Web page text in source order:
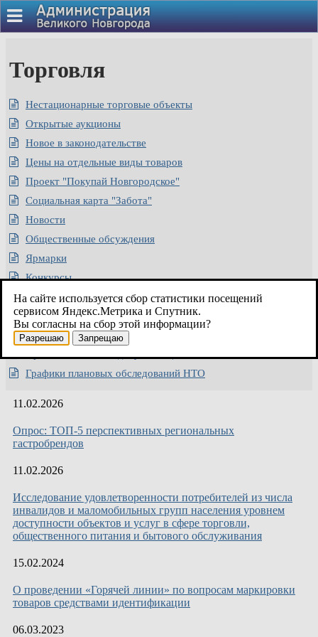
Торговля
Нестационарные торговые объекты
Открытые аукционы
Новое в законодательстве
Цены на отдельные виды товаров
Проект "Покупай Новгородское"
Социальная карта "Забота"
Новости
Общественные обсуждения
Ярмарки
Конкурсы
Наградная деятельность
Защита прав потребителей
Информация от Роспотребнадзора
Графики плановых обследований НТО
11.02.2026
Опрос: ТОП-5 перспективных региональных
гастробрендов
11.02.2026
Исследование удовлетворенности потребителей из числа
инвалидов и маломобильных групп населения уровнем
доступности объектов и услуг в сфере торговли,
общественного питания и бытового обслуживания
15.02.2024
О проведении «Горячей линии» по вопросам маркировки
товаров средствами идентификации
06.03.2023
На сайте используется сбор статистики посещений
сервисом Яндекс.Метрика и Спутник.
Вы согласны на сбор этой информации?
Разрешаю Запрещаю